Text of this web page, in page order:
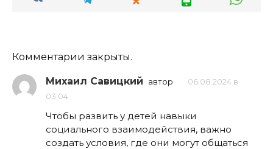
Комментарии закрыты.
Михаил Савицкий автор
06.08.2024 в
03:04
Чтобы развить у детей навыки
социального взаимодействия, важно
создать условия, где они могут общаться